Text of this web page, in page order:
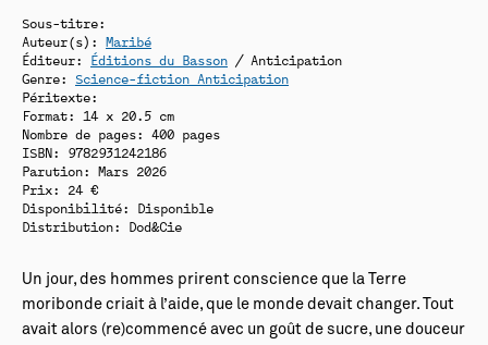
Sous-titre:
Auteur(s): Maribé
Éditeur: Éditions du Basson / Anticipation
Genre: Science-fiction Anticipation
Péritexte:
Format: 14 x 20.5 cm
Nombre de pages: 400 pages
ISBN: 9782931242186
Parution: Mars 2026
Prix: 24 €
Disponibilité:
Disponible
Distribution: Dod&Cie
Un jour, des hommes prirent conscience que la Terre
moribonde criait à l’aide, que le monde devait changer. Tout
avait alors (re)commencé avec un goût de sucre, une douceur